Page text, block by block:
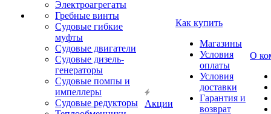
Электроагрегаты
Гребные винты
Судовые гибкие
муфты
Судовые двигатели
Судовые дизель-
генераторы
Судовые помпы и
импеллеры
Судовые редукторы
Акции
Как купить
Магазины
Условия
оплаты
Условия
доставки
Гарантия и
возврат
О